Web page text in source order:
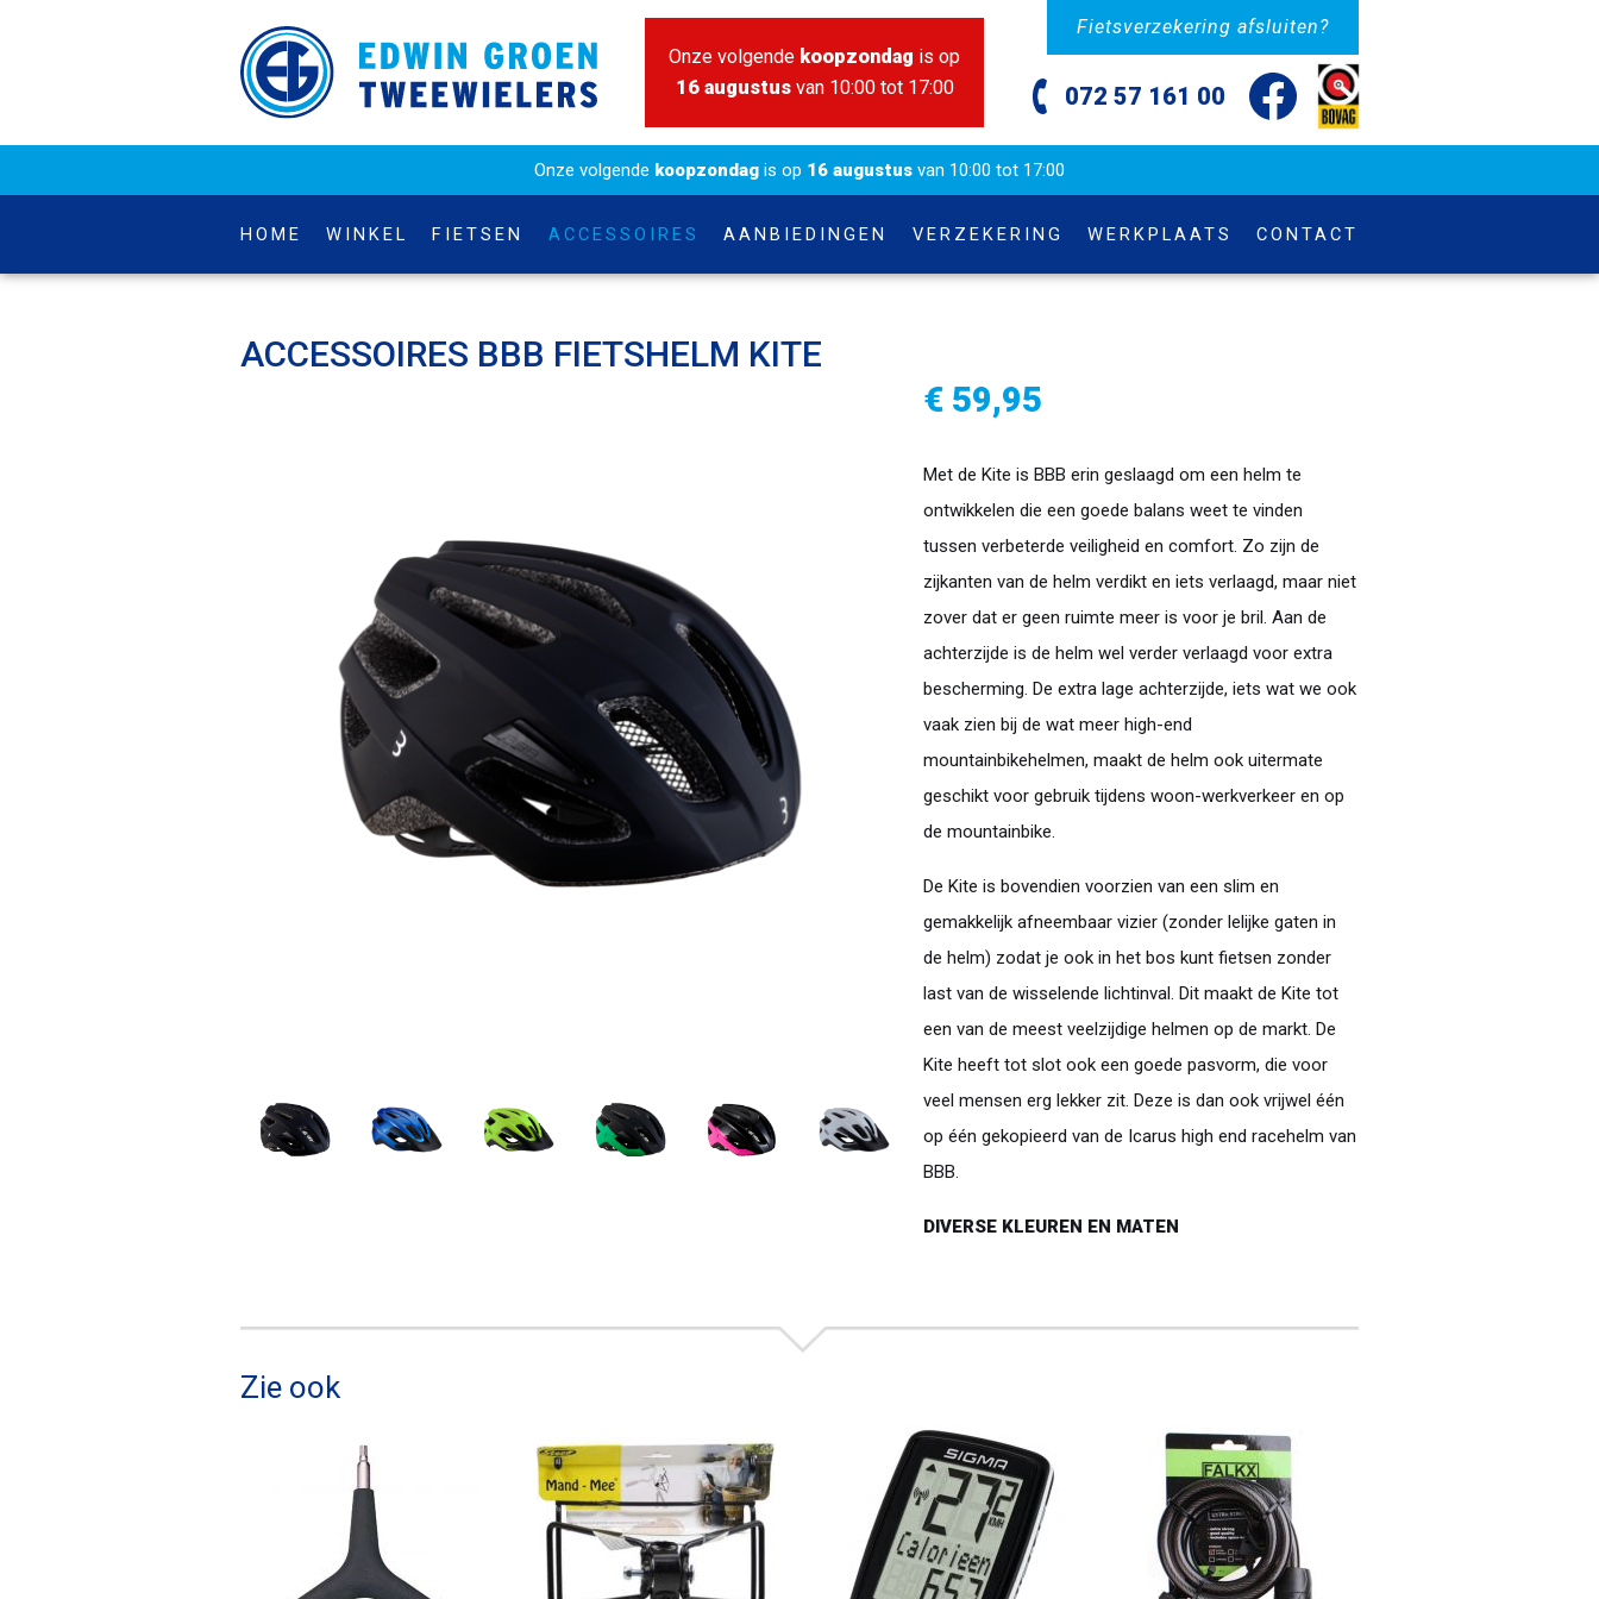
Onze volgende koopzondag is op
16 augustusvan 10:00 tot 17:00
Fietsverzekering afsluiten?
072 57 161 00
Onze volgende koopzondag is op 16 augustus van 10:00 tot 17:00
HOME WINKEL FIETSEN ACCESSOIRES AANBIEDINGEN VERZEKERING WERKPLAATS CONTACT
ACCESSOIRES BBB FIETSHELM KITE
€ 59,95
Met de Kite is BBB erin geslaagd om een helm te
ontwikkelen die een goede balans weet te vinden
tussen verbeterde veiligheid en comfort. Zo zijn de
zijkanten van de helm verdikt en iets verlaagd, maar niet
zover dat er geen ruimte meer is voor je bril. Aan de
achterzijde is de helm wel verder verlaagd voor extra
bescherming. De extra lage achterzijde, iets wat we ook
vaak zien bij de wat meer high-end
mountainbikehelmen, maakt de helm ook uitermate
geschikt voor gebruik tijdens woon-werkverkeer en op
de mountainbike.
De Kite is bovendien voorzien van een slim en
gemakkelijk afneembaar vizier (zonder lelijke gaten in
de helm) zodat je ook in het bos kunt fietsen zonder
last van de wisselende lichtinval. Dit maakt de Kite tot
een van de meest veelzijdige helmen op de markt. De
Kite heeft tot slot ook een goede pasvorm, die voor
veel mensen erg lekker zit. Deze is dan ook vrijwel één
op één gekopieerd van de Icarus high end racehelm van
BBB.
DIVERSE KLEUREN EN MATEN
Zie ook